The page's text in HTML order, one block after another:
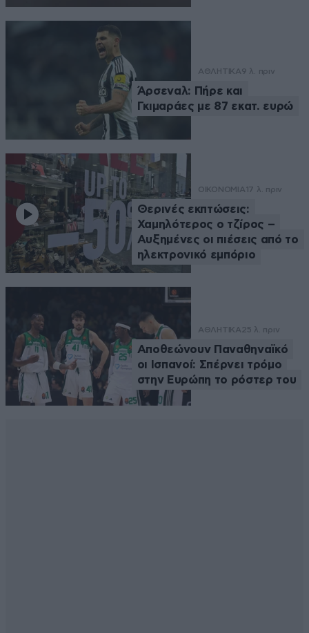
ΑΘΛΗΤΙΚΑ9 λ. πριν
Άρσεναλ: Πήρε και
Γκιμαράες με 87 εκατ. ευρώ
ΟΙΚΟΝΟΜΙΑ 17 λ. πριν
Θερινές εκπτώσεις:
Χαμηλότερος ο τζίρος –
Αυξημένες οι πιέσεις από το
ηλεκτρονικό εμπόριο
ΑΘΛΗΤΙΚΑ25 λ. πριν
Αποθεώνουν Παναθηναϊκό
οι Ισπανοί: Σπέρνει τρόμο
στην Ευρώπη το ρόστερ του